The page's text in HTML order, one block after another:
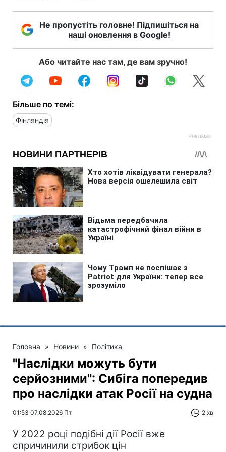
Не пропустіть головне! Підпишіться на
наші оновлення в Google!
Або читайте нас там, де вам зручно!
Більше по темі:
Фінляндія
Головна » Новини » Політика
"Наслідки можуть бути
серйозними": Сибіга попередив
про наслідки атак Росії на судна
01:53 07.08.2026 Пт 2 хв
У 2022 році подібні дії Росії вже
спричинили стрибок цін